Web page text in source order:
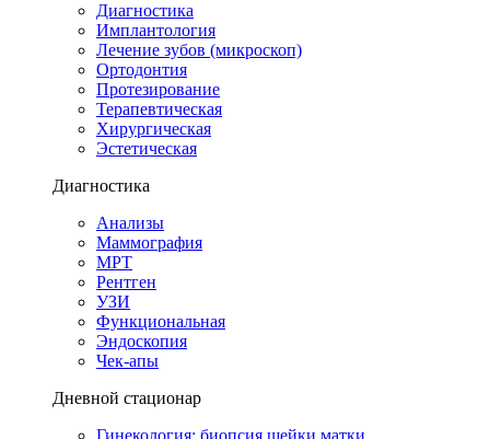
Диагностика
Имплантология
Лечение зубов (микроскоп)
Ортодонтия
Протезирование
Терапевтическая
Хирургическая
Эстетическая
Диагностика
Анализы
Маммография
МРТ
Рентген
УЗИ
Функциональная
Эндоскопия
Чек-апы
Дневной стационар
Гинекология: биопсия шейки матки